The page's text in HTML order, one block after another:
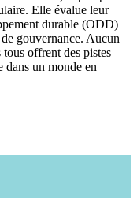
Elle évalue leur
durable (ODD)
gouvernance. Aucun
offrent des pistes
dans un monde en